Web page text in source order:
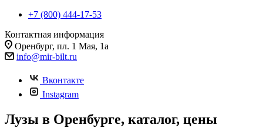
+7 (800) 444-17-53
Контактная информация
Оренбург, пл. 1 Мая, 1а
info@mir-bilt.ru
Вконтакте
Instagram
Лузы в Оренбурге, каталог, цены